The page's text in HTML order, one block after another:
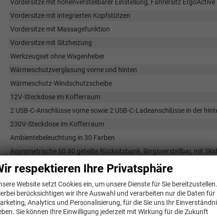
Vordersitze mit höhenverstellbarer Einstellung, Fahrersitz ErgoActive
Vordersitze mit integrierten Kopfstützen
Vordersitze mit Massagefunktion
Vordersitze mit Sitzheizung
Werkzeugset ohne Wagenheber
Wärmeschutzverglasung vorne und hinten
Wärmeschutz-Windschutzscheibe
12V-Steckdose im Kofferraum
2 USB-C-Anschlüsse vorne sowie 2 USB-C-Ladeanschlüsse in der
230V-Steckdose im Kofferraum
Ambientebeleuchtung in 30 Farben
Asymmetrische 60:40 geteilte Rücksitzbank, längsverstellbar, mit
Automatisch abblendender Innenspiegel
Dachhimmel in Schwarz
Dekoreinlagen R-Line für Armaturentafel sowie Türverkleidungen
respektieren Ihre Privatsphäre
Website setzt Cookies ein, um unsere Dienste für Sie bereitzustellen.
berücksichtigen wir Ihre Auswahl und verarbeiten nur die Daten für
Analytics und Personalisierung, für die Sie uns Ihr
Sie können Ihre Einwilligung jederzeit mit Wirkung für die Zukunft